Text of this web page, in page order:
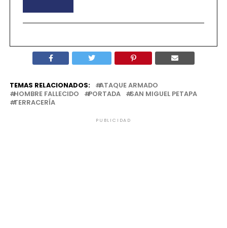
TEMAS RELACIONADOS:
ATAQUE ARMADO
HOMBRE FALLECIDO
PORTADA
SAN MIGUEL PETAPA
TERRACERÍA
PUBLICIDAD